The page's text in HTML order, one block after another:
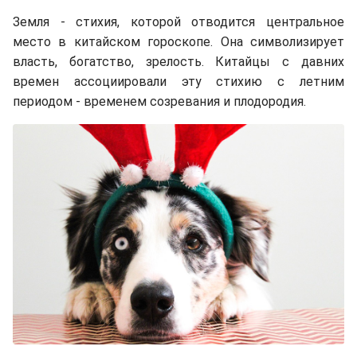
Земля - стихия, которой отводится центральное
место в китайском гороскопе. Она символизирует
власть, богатство, зрелость. Китайцы с давних
времен ассоциировали эту стихию с летним
периодом - временем созревания и плодородия.